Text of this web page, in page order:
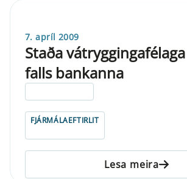
7. apríl 2009
Staða
falls bankanna
FJÁRMÁLAEFTIRLIT
Lesa meira